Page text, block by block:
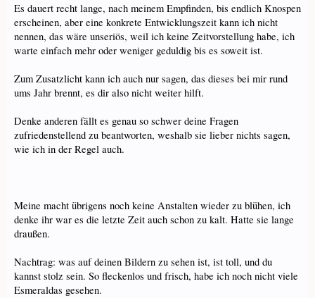
Es dauert recht lange, nach meinem Empfinden, bis endlich Knospen
erscheinen, aber eine konkrete Entwicklungszeit kann ich nicht
nennen, das wäre unseriös, weil ich keine Zeitvorstellung habe, ich
warte einfach mehr oder weniger geduldig bis es soweit ist.
Zum Zusatzlicht kann ich auch nur sagen, das dieses bei mir rund
ums Jahr brennt, es dir also nicht weiter hilft.
Denke anderen fällt es genau so schwer deine Fragen
zufriedenstellend zu beantworten, weshalb sie lieber nichts sagen,
wie ich in der Regel auch.
Meine macht übrigens noch keine Anstalten wieder zu blühen, ich
denke ihr war es die letzte Zeit auch schon zu kalt. Hatte sie lange
draußen.
Nachtrag: was auf deinen Bildern zu sehen ist, ist toll, und du
kannst stolz sein. So fleckenlos und frisch, habe ich noch nicht viele
Esmeraldas gesehen.